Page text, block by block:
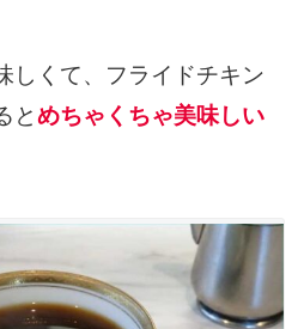
しくて、フライドチキン
とめちゃくちゃ美味しい